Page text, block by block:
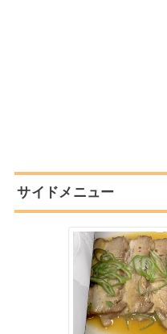
サイドメニュー